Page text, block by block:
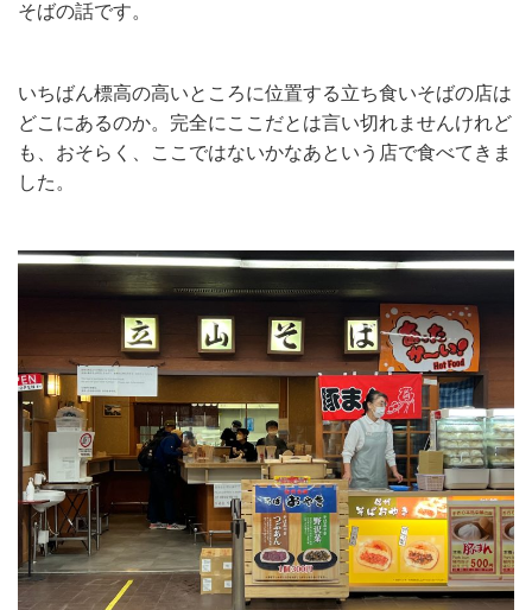
そばの話です。
いちばん標高の高いところに位置する立ち食いそばの店は
どこにあるのか。完全にここだとは言い切れませんけれど
も、おそらく、ここではないかなあという店で食べてきま
した。